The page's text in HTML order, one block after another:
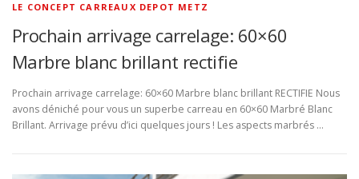
LE CONCEPT CARREAUX DEPOT METZ
Prochain arrivage carrelage: 60×60
Marbre blanc brillant rectifie
Prochain arrivage carrelage: 60×60 Marbre blanc brillant RECTIFIE Nous
avons déniché pour vous un superbe carreau en 60×60 Marbré Blanc
Brillant. Arrivage prévu d’ici quelques jours ! Les aspects marbrés …